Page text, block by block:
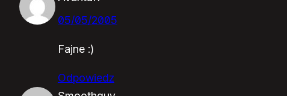
05/05/2005
Fajne :)
Odpowiedz